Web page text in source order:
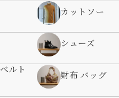
カットソー
シューズ
ルト
財布 バッグ